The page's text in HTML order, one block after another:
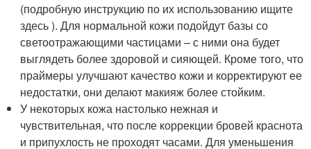
(подробную инструкцию по их использованию ищите
здесь ). Для нормальной кожи подойдут базы со
светоотражающими частицами – с ними она будет
выглядеть более здоровой и сияющей. Кроме того, что
праймеры улучшают качество кожи и корректируют ее
недостатки, они делают макияж более стойким.
У некоторых кожа настолько нежная и
чувствительная, что после коррекции бровей краснота
и припухлость не проходят часами. Для уменьшения